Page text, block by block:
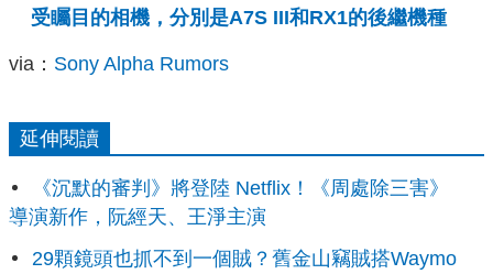
受矚目的相機，分別是A7S III和RX1的後繼機種
via： Sony Alpha Rumors
延伸閱讀
《沉默的審判》將登陸 Netflix！《周處除三害》
導演新作，阮經天、王淨主演
29顆鏡頭也抓不到一個賊？舊金山竊賊搭Waymo